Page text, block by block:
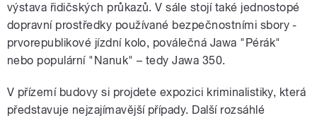
výstava řidičských průkazů. V sále stojí také jednostopé
dopravní prostředky používané bezpečnostními sbory -
prvorepublikové jízdní kolo, poválečná Jawa "Pérák"
nebo populární "Nanuk" – tedy Jawa 350.
V přízemí budovy si projdete expozici kriminalistiky, která
představuje nejzajímavější případy. Další rozsáhlé